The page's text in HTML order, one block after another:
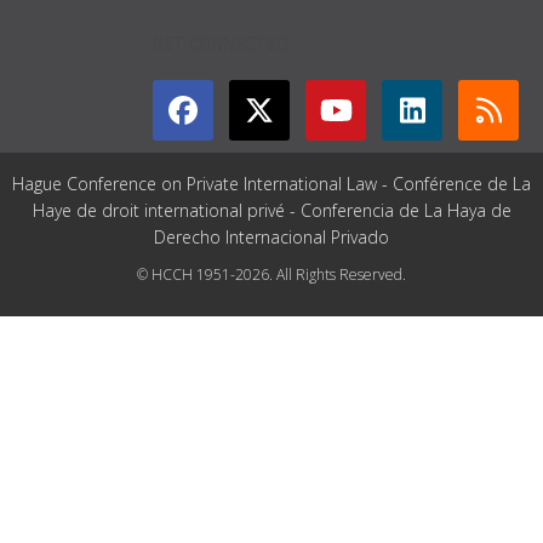
Hague Conference on Private International Law - Conférence de La
Haye de droit international privé - Conferencia de La Haya de
Derecho Internacional Privado
© HCCH 1951-2026. All Rights Reserved.